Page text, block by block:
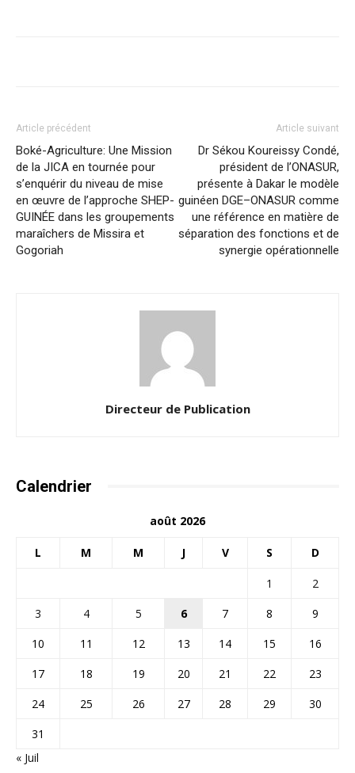
Article précédent
Boké-Agriculture: Une Mission
de la JICA en tournée pour
s’enquérir du niveau de mise
en œuvre de l’approche SHEP-
GUINÉE dans les groupements
maraîchers de Missira et
Gogoriah
Article suivant
Dr Sékou Koureissy Condé,
président de l’ONASUR,
présente à Dakar le modèle
guinéen DGE–ONASUR comme
une référence en matière de
séparation des fonctions et de
synergie opérationnelle
Directeur de Publication
Calendrier
août 2026
L M M J V S D
1
2
3
4 5 6 7 8
9
10
11 12 13 14 15
16
17
18 19 20 21 22
23
24
25 26 27 28 29
30
31
« Juil